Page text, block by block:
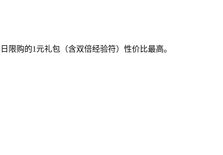
限购的1元礼包（含双倍经验符）性价比最高。